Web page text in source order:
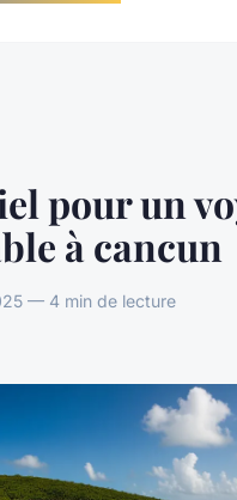
pour un
à cancun
— 4 min de lecture